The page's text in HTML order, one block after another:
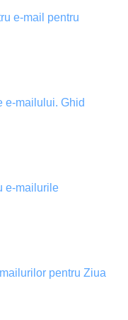
e-mail pentru
e-mailului. Ghid
e-mailurile
pentru Ziua